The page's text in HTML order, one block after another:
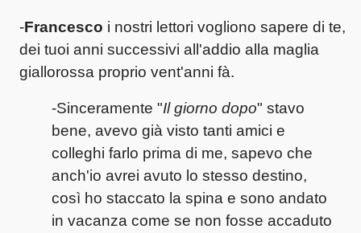
-Francesco i nostri lettori vogliono sapere di te,
dei tuoi anni successivi all'addio alla maglia
giallorossa proprio vent'anni fà.
-Sinceramente "Il giorno dopo" stavo
bene, avevo già visto tanti amici e
colleghi farlo prima di me, sapevo che
anch'io avrei avuto lo stesso destino,
così ho staccato la spina e sono andato
in vacanza come se non fosse accaduto